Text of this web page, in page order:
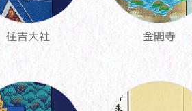
住吉大社 金閣寺